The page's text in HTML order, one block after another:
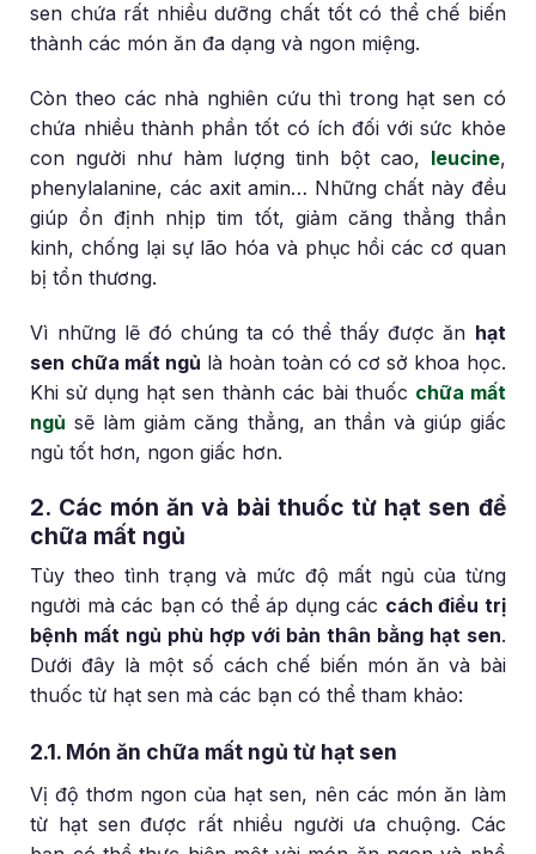
sen chứa rất nhiều dưỡng chất tốt có thể chế biến
thành các món ăn đa dạng và ngon miệng.
Còn theo các nhà nghiên cứu thì trong hạt sen có
chứa nhiều thành phần tốt có ích đối với sức khỏe
con người như hàm lượng tinh bột cao, leucine,
phenylalanine, các axit amin… Những chất này đều
giúp ổn định nhịp tim tốt, giảm căng thẳng thần
kinh, chống lại sự lão hóa và phục hồi các cơ quan
bị tổn thương.
Vì những lẽ đó chúng ta có thể thấy được ăn hạt
sen chữa mất ngủ là hoàn toàn có cơ sở khoa học.
Khi sử dụng hạt sen thành các bài thuốc chữa mất
ngủ sẽ làm giảm căng thẳng, an thần và giúp giấc
ngủ tốt hơn, ngon giấc hơn.
2. Các món ăn và bài thuốc từ hạt sen để
chữa mất ngủ
Tùy theo tình trạng và mức độ mất ngủ của từng
người mà các bạn có thể áp dụng các cách điều trị
bệnh mất ngủ phù hợp với bản thân bằng hạt sen.
Dưới đây là một số cách chế biến món ăn và bài
thuốc từ hạt sen mà các bạn có thể tham khảo:
2.1. Món ăn chữa mất ngủ từ hạt sen
Vị độ thơm ngon của hạt sen, nên các món ăn làm
từ hạt sen được rất nhiều người ưa chuộng. Các